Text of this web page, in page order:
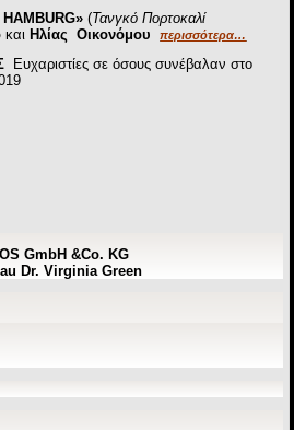
(Τανγκό Πορτοκαλί
και Ηλίας Οικονόμουπερισσότερα…
Eυχαριστίες σε όσους συνέβαλαν στο
GmbH &Co. KG
Dr. Virginia Green